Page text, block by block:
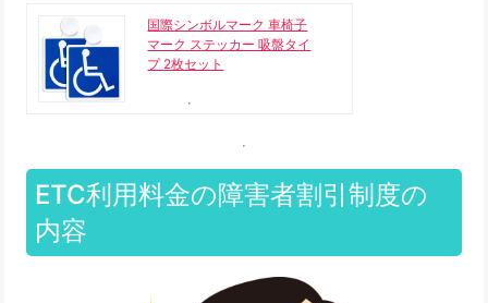
国際シンボルマーク 車椅子
マーク ステッカー 吸盤タイ
プ 2枚セット
ETC利用料金の障害者割引制度の
内容